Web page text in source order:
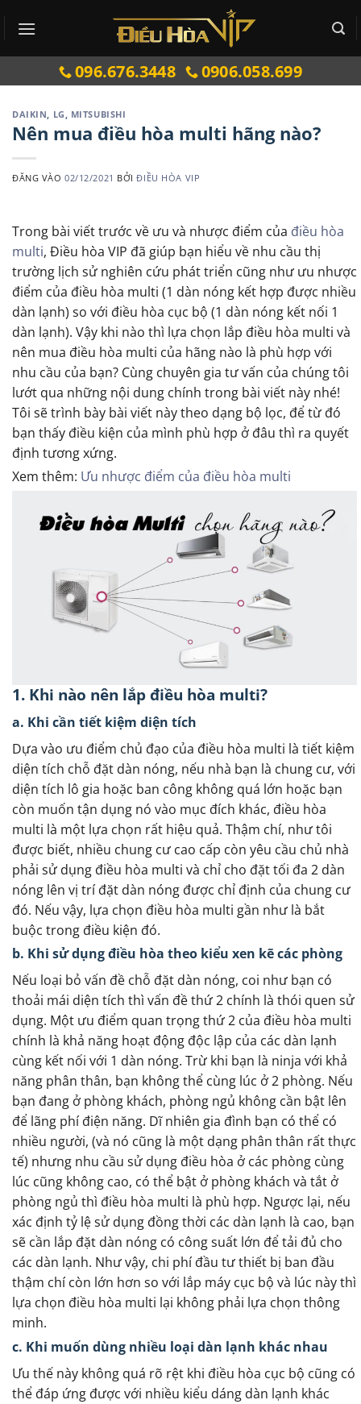
qua
096.676.3448 0906.058.699
DAIKIN, LG, MITSUBISHI
Nên mua điều hòa multi hãng nào?
ĐĂNG VÀO02/12/2021 BỞIĐIỀU HÒA VIP
Trong bài viết trước về ưu và nhược điểm của điều hòa
multi, Điều hòa VIP đã giúp bạn hiểu về nhu cầu thị
trường lịch sử nghiên cứu phát triển cũng như ưu nhược
điểm của điều hòa multi (1 dàn nóng kết hợp được nhiều
dàn lạnh) so với điều hòa cục bộ (1 dàn nóng kết nối 1
dàn lạnh). Vậy khi nào thì lựa chọn lắp điều hòa multi và
nên mua điều hòa multi của hãng nào là phù hợp với
nhu cầu của bạn? Cùng chuyên gia tư vấn của chúng tôi
lướt qua những nội dung chính trong bài viết này nhé!
Tôi sẽ trình bày bài viết này theo dạng bộ lọc, để từ đó
bạn thấy điều kiện của mình phù hợp ở đâu thì ra quyết
định tương xứng.
Xem thêm: Ưu nhược điểm của điều hòa multi
1. Khi nào nên lắp điều hòa multi?
a. Khi cần tiết kiệm diện tích
Dựa vào ưu điểm chủ đạo của điều hòa multi là tiết kiệm
diện tích chỗ đặt dàn nóng, nếu nhà bạn là chung cư, với
diện tích lô gia hoặc ban công không quá lớn hoặc bạn
còn muốn tận dụng nó vào mục đích khác, điều hòa
multi là một lựa chọn rất hiệu quả. Thậm chí, như tôi
được biết, nhiều chung cư cao cấp còn yêu cầu chủ nhà
phải sử dụng điều hòa multi và chỉ cho đặt tối đa 2 dàn
nóng lên vị trí đặt dàn nóng được chỉ định của chung cư
đó. Nếu vậy, lựa chọn điều hòa multi gần như là bắt
buộc trong điều kiện đó.
b. Khi sử dụng điều hòa theo kiểu xen kẽ các phòng
Nếu loại bỏ vấn đề chỗ đặt dàn nóng, coi như bạn có
thoải mái diện tích thì vấn đề thứ 2 chính là thói quen sử
dụng. Một ưu điểm quan trọng thứ 2 của điều hòa multi
chính là khả năng hoạt động độc lập của các dàn lạnh
cùng kết nối với 1 dàn nóng. Trừ khi bạn là ninja với khả
năng phân thân, bạn không thể cùng lúc ở 2 phòng. Nếu
bạn đang ở phòng khách, phòng ngủ không cần bật lên
để lãng phí điện năng. Dĩ nhiên gia đình bạn có thể có
nhiều người, (và nó cũng là một dạng phân thân rất thực
tế) nhưng nhu cầu sử dụng điều hòa ở các phòng cùng
lúc cũng không cao, có thể bật ở phòng khách và tắt ở
phòng ngủ thì điều hòa multi là phù hợp. Ngược lại, nếu
xác định tỷ lệ sử dụng đồng thời các dàn lạnh là cao, bạn
sẽ cần lắp đặt dàn nóng có công suất lớn để tải đủ cho
các dàn lạnh. Như vậy, chi phí đầu tư thiết bị ban đầu
thậm chí còn lớn hơn so với lắp máy cục bộ và lúc này thì
lựa chọn điều hòa multi lại không phải lựa chọn thông
minh.
c. Khi muốn dùng nhiều loại dàn lạnh khác nhau
Ưu thế này không quá rõ rệt khi điều hòa cục bộ cũng có
thể đáp ứng được với nhiều kiểu dáng dàn lạnh khác